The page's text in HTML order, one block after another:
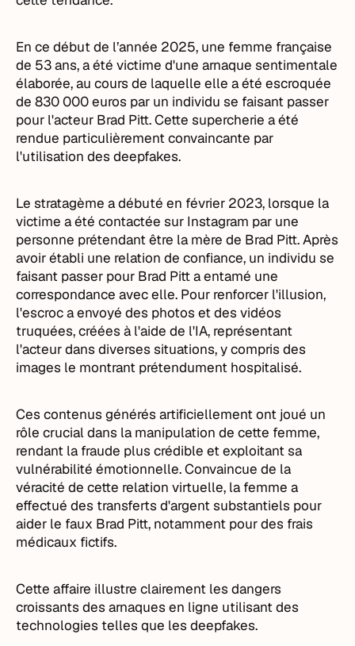
En ce début de l’année 2025, une femme française
de 53 ans, a été victime d'une arnaque sentimentale
élaborée, au cours de laquelle elle a été escroquée
de 830 000 euros par un individu se faisant passer
pour l'acteur Brad Pitt. Cette supercherie a été
rendue particulièrement convaincante par
l'utilisation des deepfakes.
Le stratagème a débuté en février 2023, lorsque la
victime a été contactée sur Instagram par une
personne prétendant être la mère de Brad Pitt. Après
avoir établi une relation de confiance, un individu se
faisant passer pour Brad Pitt a entamé une
correspondance avec elle. Pour renforcer l'illusion,
l'escroc a envoyé des photos et des vidéos
truquées, créées à l'aide de l'IA, représentant
l'acteur dans diverses situations, y compris des
images le montrant prétendument hospitalisé.
Ces contenus générés artificiellement ont joué un
rôle crucial dans la manipulation de cette femme,
rendant la fraude plus crédible et exploitant sa
vulnérabilité émotionnelle. Convaincue de la
véracité de cette relation virtuelle, la femme a
effectué des transferts d'argent substantiels pour
aider le faux Brad Pitt, notamment pour des frais
médicaux fictifs.
Cette affaire illustre clairement les dangers
croissants des arnaques en ligne utilisant des
technologies telles que les deepfakes.